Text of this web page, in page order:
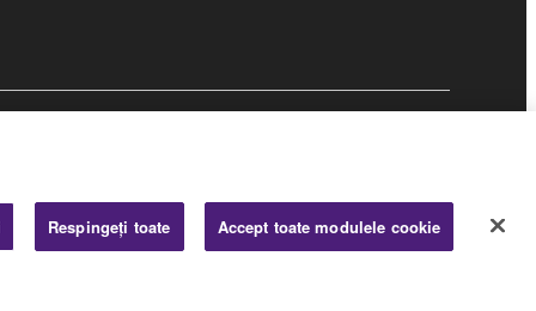
Respingeți toate Accept toate modulele cookie